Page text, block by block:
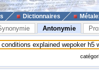
Dictionnaires
Antonymie